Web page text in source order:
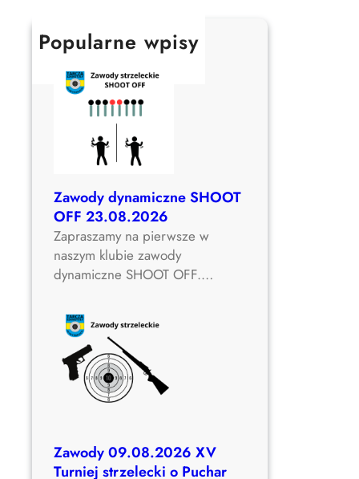
l
h
Popularne wpisy
Zawody dynamiczne SHOOT
OFF 23.08.2026
Zapraszamy na pierwsze w
naszym klubie zawody
dynamiczne SHOOT OFF.…
Zawody 09.08.2026 XV
Turniej strzelecki o Puchar